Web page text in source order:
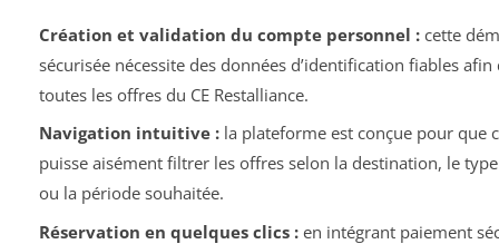
Création et validation du compte personnel :cette
sécurisée nécessite des données d’identification fiables afin
toutes les offres du CE Restalliance.
Navigation intuitive :la plateforme est conçue pour que
puisse aisément filtrer les offres selon la destination, le
ou la période souhaitée.
Réservation en quelques clics :en intégrant paiement